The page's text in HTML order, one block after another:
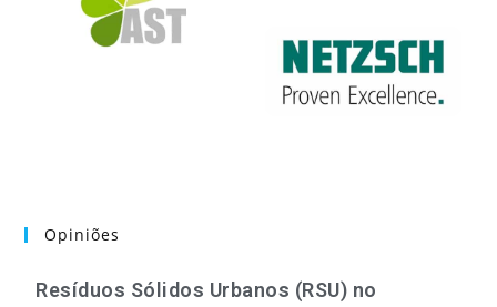
Opiniões
Resíduos Sólidos Urbanos (RSU) no